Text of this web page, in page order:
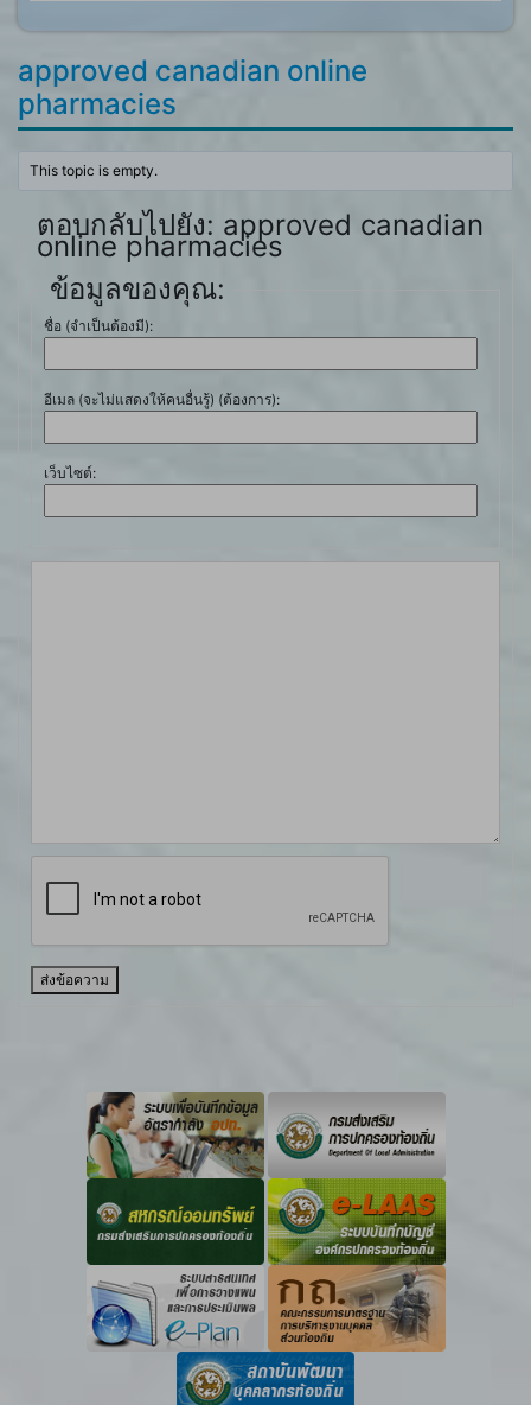
approved canadian online
pharmacies
This topic is empty.
ตอบกลับไปยัง: approved canadian
online pharmacies
ข้อมูลของคุณ:
ชื่อ (จำเป็นต้องมี):
อีเมล (จะไม่แสดงให้คนอื่นรู้) (ต้องการ):
เว็บไซต์:
ส่งข้อความ